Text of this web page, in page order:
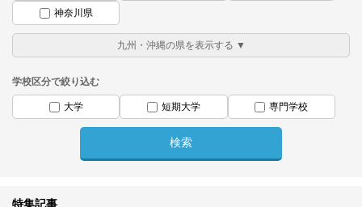
神奈川県
学校区分で絞り込む
大学 短期大学 専門学校
特集記事